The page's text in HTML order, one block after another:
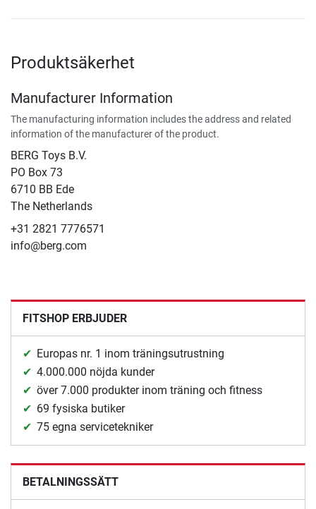
Produktsäkerhet
Manufacturer Information
The manufacturing information includes the address and related
information of the manufacturer of the product.
BERG Toys B.V.
​PO Box 73
6710 BB Ede
The Netherlands
+31 2821 7776571
info@berg.com
FITSHOP ERBJUDER
Europas nr. 1 inom träningsutrustning
4.000.000 nöjda kunder
över 7.000 produkter inom träning och fitness
69 fysiska butiker
75 egna servicetekniker
BETALNINGSSÄTT